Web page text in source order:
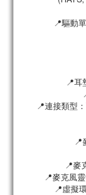
📍驅動
📍耳
📍連接類型
📍
📍麥
📍麥克風
📍虛擬